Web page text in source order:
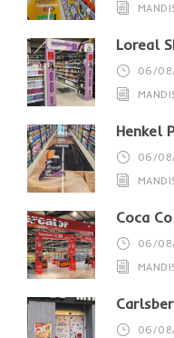
Loreal
06/
Henkel
06/
Coca
06/
06/